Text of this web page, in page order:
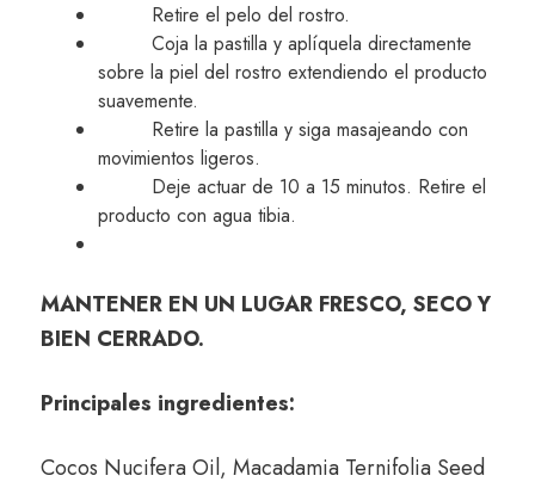
Retire el pelo del rostro.
Coja la pastilla y aplíquela directamente
sobre la piel del rostro extendiendo el producto
suavemente.
Retire la pastilla y siga masajeando con
movimientos ligeros.
Deje actuar de 10 a 15 minutos. Retire el
producto con agua tibia.
MANTENER EN UN LUGAR FRESCO, SECO Y
BIEN CERRADO.
Principales ingredientes:
Cocos Nucifera Oil, Macadamia Ternifolia Seed